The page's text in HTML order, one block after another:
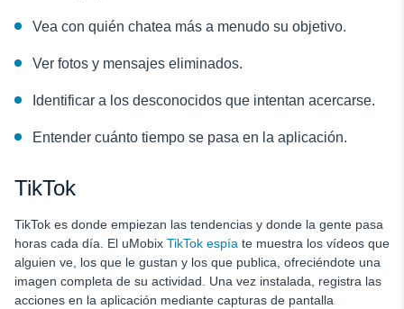
Vea con quién chatea más a menudo su objetivo.
Ver fotos y mensajes eliminados.
Identificar a los desconocidos que intentan acercarse.
Entender cuánto tiempo se pasa en la aplicación.
TikTok
TikTok es donde empiezan las tendencias y donde la gente pasa
horas cada día. El uMobix TikTok espía te muestra los vídeos que
alguien ve, los que le gustan y los que publica, ofreciéndote una
imagen completa de su actividad. Una vez instalada, registra las
acciones en la aplicación mediante capturas de pantalla